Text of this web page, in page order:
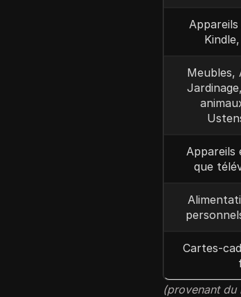
Meubles,
Appareils
que
Cartes-
(provenant